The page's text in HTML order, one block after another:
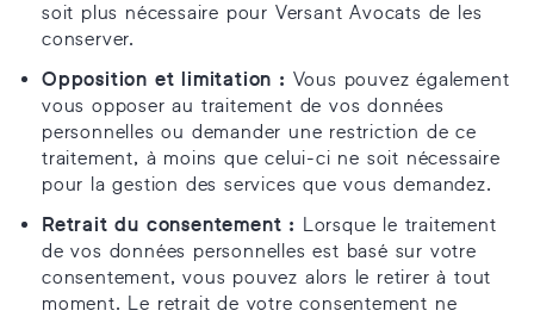
soit plus nécessaire pour Versant Avocats de les
conserver.
Opposition et limitation : Vous pouvez également
vous opposer au traitement de vos données
personnelles ou demander une restriction de ce
traitement, à moins que celui-ci ne soit nécessaire
pour la gestion des services que vous demandez.
Retrait du consentement : Lorsque le traitement
de vos données personnelles est basé sur votre
consentement, vous pouvez alors le retirer à tout
moment. Le retrait de votre consentement ne